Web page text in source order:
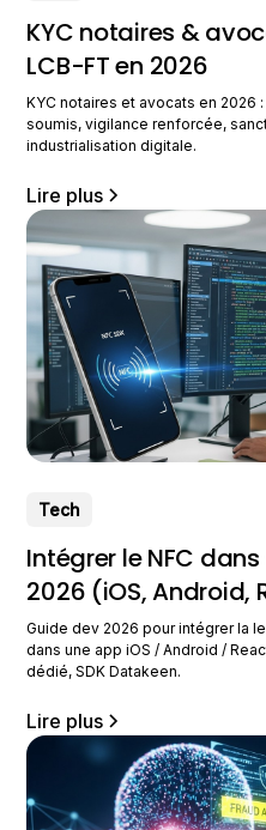
KYC notaires &
LCB-FT en 2026
KYC notaires et avocats en 2026
soumis, vigilance renforcée,
industrialisation digitale.
Lire plus
Tech
Intégrer le NFC
2026 (iOS, Android,
Guide dev 2026 pour intégrer la
dans une app iOS / Android /
dédié, SDK Datakeen.
Lire plus